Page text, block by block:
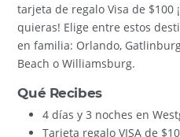
tarjeta de regalo Visa de $100
quieras! Elige entre estos
en familia: Orlando,
Beach o Williamsburg.
Qué Recibes
4 días y 3 noches en
Tarjeta regalo VISA de